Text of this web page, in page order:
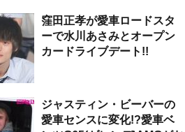
窪田正孝が愛車ロードスタ
ーで水川あさみとオープン
カードライブデート!!
ジャスティン・ビーバーの
愛車センスに変化!?愛車ベ